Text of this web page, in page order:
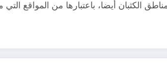
الكثبان أيضا، باعتبارها من المواقع